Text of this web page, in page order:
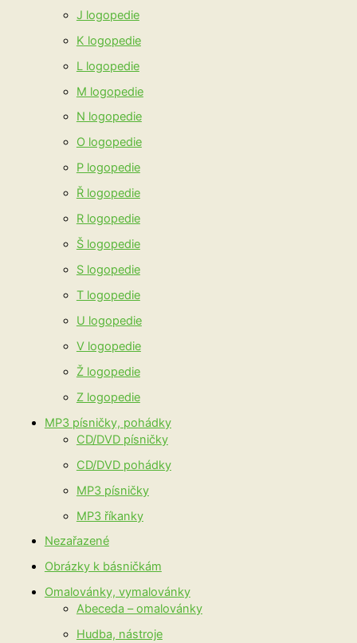
J logopedie
K logopedie
L logopedie
M logopedie
N logopedie
O logopedie
P logopedie
Ř logopedie
R logopedie
Š logopedie
S logopedie
T logopedie
U logopedie
V logopedie
Ž logopedie
Z logopedie
MP3 písničky, pohádky
CD/DVD písničky
CD/DVD pohádky
MP3 písničky
MP3 říkanky
Nezařazené
Obrázky k básničkám
Omalovánky, vymalovánky
Abeceda – omalovánky
Hudba, nástroje